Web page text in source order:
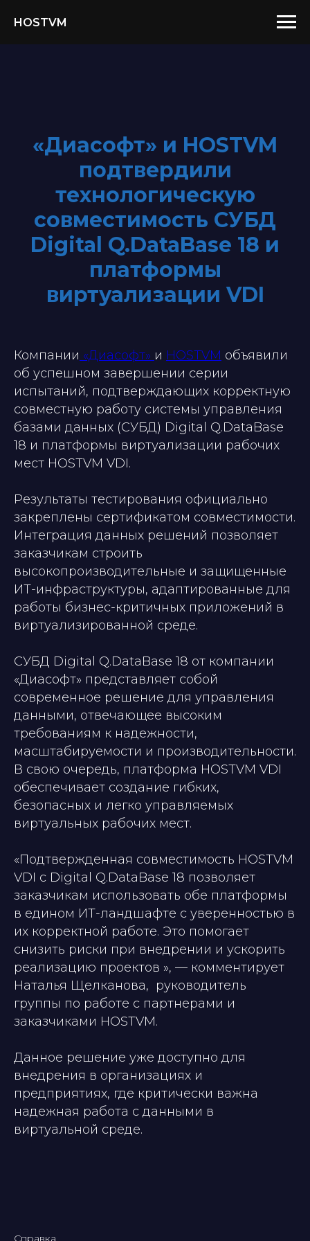
HOSTVM
«Диасофт» и HOSTVM
подтвердили
технологическую
совместимость СУБД
Digital Q.DataBase 18 и
платформы
виртуализации VDI
Компании «Диасофт» и HOSTVM объявили
об успешном завершении серии
испытаний, подтверждающих корректную
совместную работу системы управления
базами данных (СУБД) Digital Q.DataBase
18 и платформы виртуализации рабочих
мест HOSTVM VDI.
Результаты тестирования официально
закреплены сертификатом совместимости.
Интеграция данных решений позволяет
заказчикам строить
высокопроизводительные и защищенные
ИТ-инфраструктуры, адаптированные для
работы бизнес-критичных приложений в
виртуализированной среде.
СУБД Digital Q.DataBase 18 от компании
«Диасофт» представляет собой
современное решение для управления
данными, отвечающее высоким
требованиям к надежности,
масштабируемости и производительности.
В свою очередь, платформа HOSTVM VDI
обеспечивает создание гибких,
безопасных и легко управляемых
виртуальных рабочих мест.
«Подтвержденная совместимость HOSTVM
VDI с Digital Q.DataBase 18 позволяет
заказчикам использовать обе платформы
в едином ИТ-ландшафте с уверенностью в
их корректной работе. Это помогает
снизить риски при внедрении и ускорить
реализацию проектов », — комментирует
Наталья Щелканова, руководитель
группы по работе с партнерами и
заказчиками HOSTVM.
Данное решение уже доступно для
внедрения в организациях и
предприятиях, где критически важна
надежная работа с данными в
виртуальной среде.
Справка